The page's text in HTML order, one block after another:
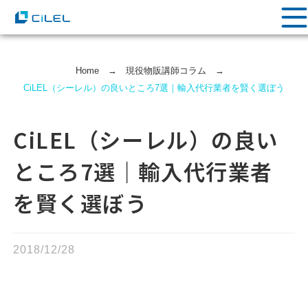
Home→ 現役物販講師コラム →
CiLEL（シーレル）の良いところ7選｜輸入代行業者を賢く選ぼう
CiLEL（シーレル）の良い
ところ7選｜輸入代行業者
を賢く選ぼう
2018/12/28